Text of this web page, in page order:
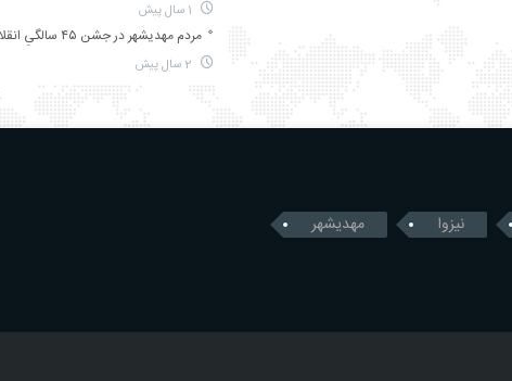
مردم مهدیشهر در جشن ۴۵ سالگیِ انقلاب
نیزوا مهدیشهر